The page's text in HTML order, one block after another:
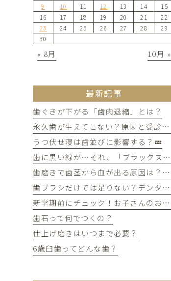
9
10 11 12 13 14
15
16
17 18 19 20 21
22
23
24 25 26 27 28
29
30
« 8月 10月 »
最新記事
歯ぐきが下がる「歯肉退縮」とは？
永久歯が生えてこない？原因と受診のタイミングについて
うつ伏せ寝は歯並びに影響する？💤
歯に黒い線が…それ、「ブラックステイン」かもしれません！
歯磨きで歯茎から血が出る原因は？痛みがなくても受診すべき判断基準
歯ブラシだけでは足りない？デンタルフロスを使うメリット
新学期前にチェック！お子さんのお口の健康、大丈夫？
歯石って何でつくの？
仕上げ磨きはいつまで必要？
6歳臼歯ってどんな歯？